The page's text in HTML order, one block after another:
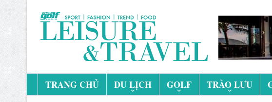
TRANG CHỦ DU LỊCH GOLF TRÀO LƯU